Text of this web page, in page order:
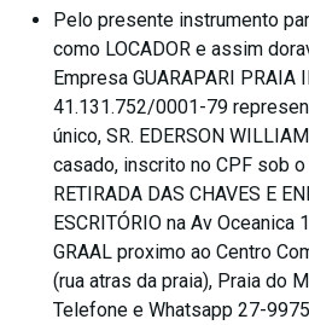
Pelo presente instrumento
como LOCADOR e assim
Empresa GUARAPARI PRAIA
41.131.752/0001-79
único, SR. EDERSON
casado, inscrito no CPF sob
RETIRADA DAS CHAVES E
ESCRITÓRIO na Av Oceanica
GRAAL proximo ao Centro
(rua atras da praia), Praia do
Telefone e Whatsapp 27-